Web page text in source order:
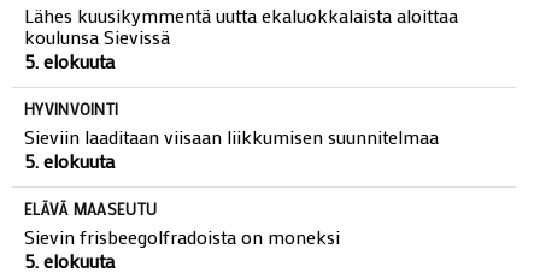
Lähes kuusikymmentä uutta ekaluokkalaista aloittaa
koulunsa Sievissä
5. elokuuta
HYVINVOINTI
Sieviin laaditaan viisaan liikkumisen suunnitelmaa
5. elokuuta
ELÄVÄ MAASEUTU
Sievin frisbeegolfradoista on moneksi
5. elokuuta